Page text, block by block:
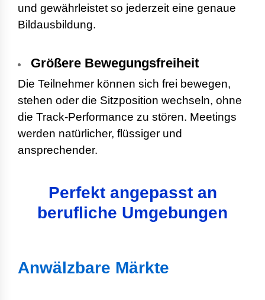
und gewährleistet so jederzeit eine genaue
Bildausbildung.
Größere Bewegungsfreiheit
Die Teilnehmer können sich frei bewegen,
stehen oder die Sitzposition wechseln, ohne
die Track-Performance zu stören. Meetings
werden natürlicher, flüssiger und
ansprechender.
Perfekt angepasst an
berufliche Umgebungen
Anwälzbare Märkte